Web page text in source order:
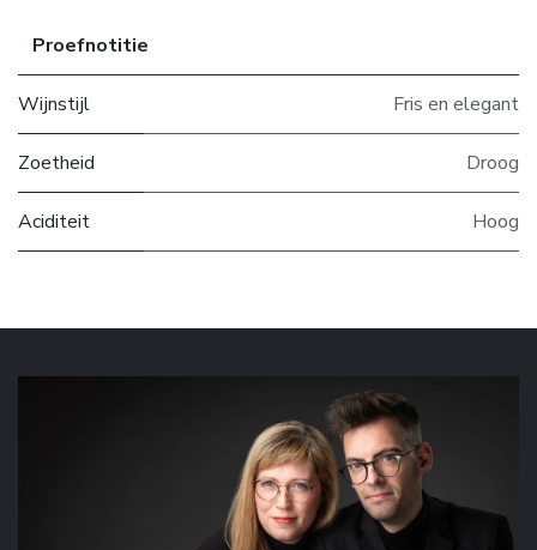
Proefnotitie
Wijnstijl Fris en elegant
Zoetheid Droog
Aciditeit Hoog